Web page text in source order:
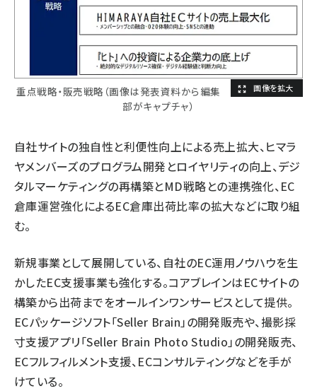
重点戦略・販売戦略（画像は発表資料から編集
部がキャプチャ）
自社サイトの独自性と利便性向上による売上拡大、ヒマラ
ヤメンバーズのプログラム開発とロイヤリティの向上、デジ
タルマーケティングの再構築とMD戦略との連携強化、EC
倉庫運営強化によるEC倉庫出荷比率の拡大などに取り組
む。
新規事業として展開している、自社のEC運用ノウハウを生
かしたEC支援事業も強化する。コアブレインはECサイトの
構築から出荷までをオールインワンサービスとして提供。
ECパッケージソフト「Seller Brain」の開発販売や、撮影採
寸支援アプリ「Seller Brain Photo Studio」の開発販売、
ECフルフィルメント支援、ECコンサルティングなどを手が
けている。